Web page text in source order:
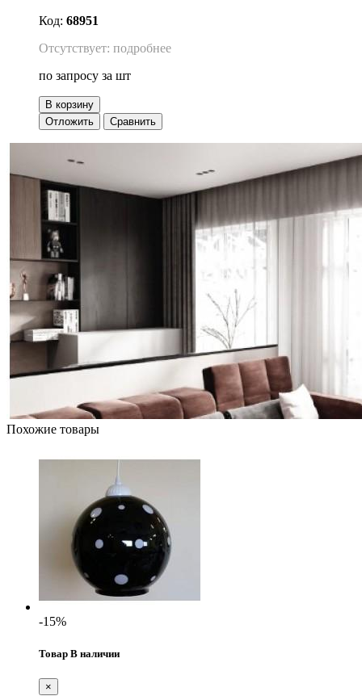
Код: 68951
Отсутствует: подробнее
по запросу за шт
В корзину
Отложить
Сравнить
Похожие товары
-15%
Товар В наличии
×